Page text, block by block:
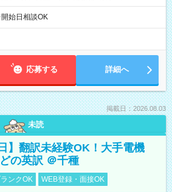
始日相談OK
応募する 詳細へ
掲載日：2026.08.03
未読
】翻訳未経験OK！大手電機
の英訳 ＠千種
ンクOK WEB登録・面接OK